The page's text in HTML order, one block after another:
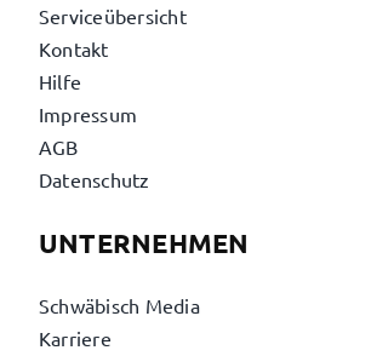
Serviceübersicht
Kontakt
Hilfe
Impressum
AGB
Datenschutz
UNTERNEHMEN
Schwäbisch Media
Karriere